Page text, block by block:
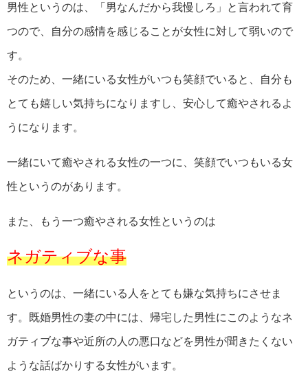
男性というのは、「男なんだから我慢しろ」と言われて育
つので、自分の感情を感じることが女性に対して弱いので
す。
そのため、一緒にいる女性がいつも笑顔でいると、自分も
とても嬉しい気持ちになりますし、安心して癒やされるよ
うになります。
一緒にいて癒やされる女性の一つに、笑顔でいつもいる女
性というのがあります。
また、もう一つ癒やされる女性というのは
ネガティブな事
というのは、一緒にいる人をとても嫌な気持ちにさせま
す。既婚男性の妻の中には、帰宅した男性にこのようなネ
ガティブな事や近所の人の悪口などを男性が聞きたくない
ような話ばかりする女性がいます。